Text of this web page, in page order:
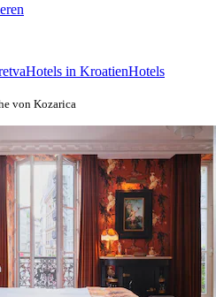
Hotels in KroatienHotels
von Kozarica